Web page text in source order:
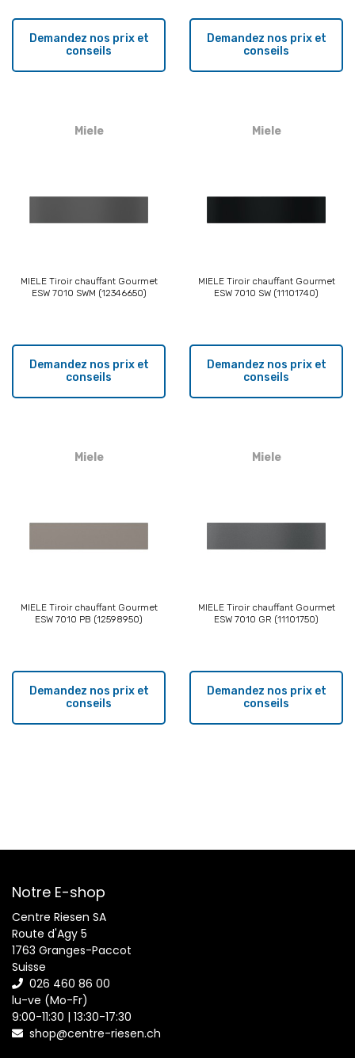
Demandez nos prix et
conseils
Demandez nos prix et
conseils
Miele
MIELE Tiroir chauffant Gourmet
ESW 7010 SWM (12346650)
Demandez nos prix et
conseils
Miele
MIELE Tiroir chauffant Gourmet
ESW 7010 SW (11101740)
Demandez nos prix et
conseils
Miele
MIELE Tiroir chauffant Gourmet
ESW 7010 PB (12598950)
Demandez nos prix et
conseils
Miele
MIELE Tiroir chauffant Gourmet
ESW 7010 GR (11101750)
Demandez nos prix et
conseils
Notre E-shop
Centre Riesen SA
Route d'Agy 5
1763 Granges-Paccot
Suisse
026 460 86 00
lu-ve (Mo-Fr)
9:00-11:30 | 13:30-17:30
shop@centre-riesen.ch